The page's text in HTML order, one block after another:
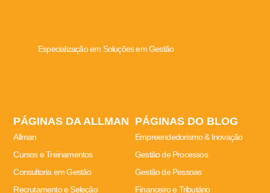
Especialização em Soluções em Gestão
PÁGINAS DA ALLMAN
Allman
Cursos e Treinamentos
Consultoria em Gestão
Recrutamento e Seleção
PÁGINAS DO BLOG
Empreendedorismo & Inovação
Gestão de Processos
Gestão de Pessoas
Financeiro e Tributário